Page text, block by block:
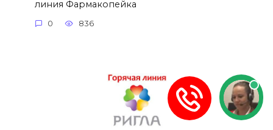
линия Фармакопейка
0 836